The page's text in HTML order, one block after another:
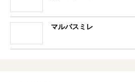
マルバスミレ